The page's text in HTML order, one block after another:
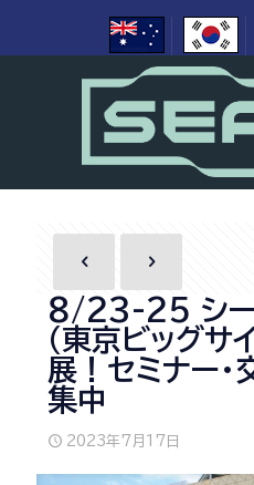
8/23-25 シー
(東京ビッグサ
展！セミナー
集中
2023年7月17日